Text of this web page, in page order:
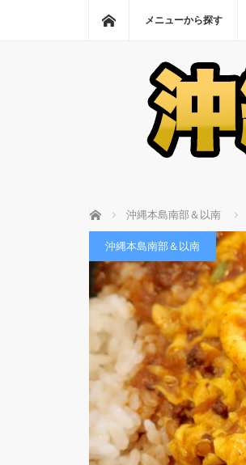
ホーム
メニューから探す
ホーム 沖縄本島南部＆以南
沖縄本島南部＆以南